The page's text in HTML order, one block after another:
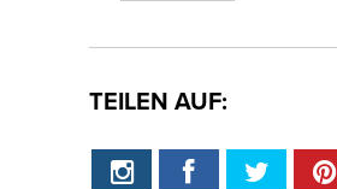
TEILEN AUF: